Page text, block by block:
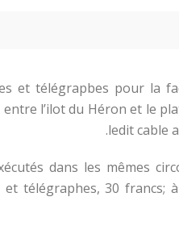
et télégrapbes pour la
entre l’ilot du Héron et le
ledit cable
dans les mêmes
télégraphes, 30 francs;